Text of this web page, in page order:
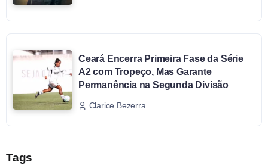
Ceará Encerra Primeira Fase da Série
A2 com Tropeço, Mas Garante
Permanência na Segunda Divisão
Clarice Bezerra
Tags